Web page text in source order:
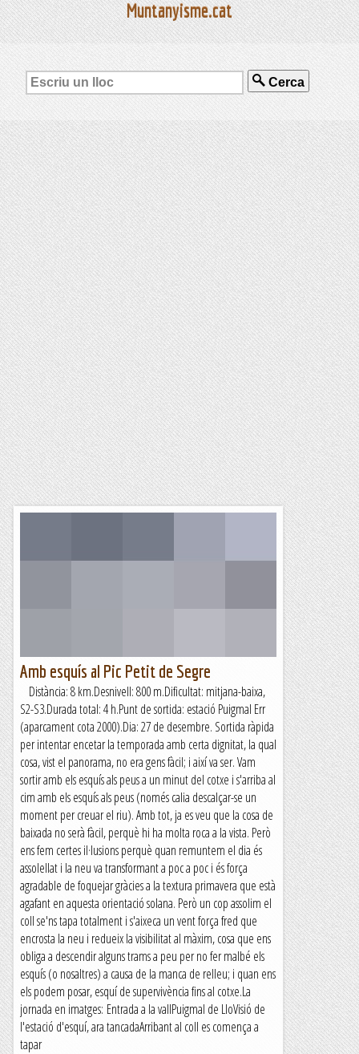
Muntanyisme.cat
Cerca
Amb esquís al Pic Petit de Segre
Distància: 8 km.Desnivell: 800 m.Dificultat: mitjana-baixa,
S2-S3.Durada total: 4 h.Punt de sortida: estació Puigmal Err
(aparcament cota 2000).Dia: 27 de desembre. Sortida ràpida
per intentar encetar la temporada amb certa dignitat, la qual
cosa, vist el panorama, no era gens fàcil; i així va ser. Vam
sortir amb els esquís als peus a un minut del cotxe i s'arriba al
cim amb els esquís als peus (només calia descalçar-se un
moment per creuar el riu). Amb tot, ja es veu que la cosa de
baixada no serà fàcil, perquè hi ha molta roca a la vista. Però
ens fem certes il·lusions perquè quan remuntem el dia és
assolellat i la neu va transformant a poc a poc i és força
agradable de foquejar gràcies a la textura primavera que està
agafant en aquesta orientació solana. Però un cop assolim el
coll se'ns tapa totalment i s'aixeca un vent força fred que
encrosta la neu i redueix la visibilitat al màxim, cosa que ens
obliga a descendir alguns trams a peu per no fer malbé els
esquís (o nosaltres) a causa de la manca de relleu; i quan ens
els podem posar, esquí de supervivència fins al cotxe.La
jornada en imatges: Entrada a la vallPuigmal de LloVisió de
l'estació d'esquí, ara tancadaArribant al coll es comença a
tapar